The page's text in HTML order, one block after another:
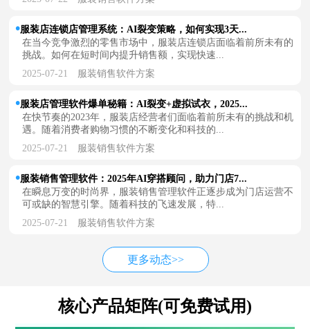
服装店连锁店管理系统：AI裂变策略，如何实现3天...
在当今竞争激烈的零售市场中，服装店连锁店面临着前所未有的
挑战。如何在短时间内提升销售额，实现快速...
2025-07-21 服装销售软件方案
服装店管理软件爆单秘籍：AI裂变+虚拟试衣，2025...
在快节奏的2023年，服装店经营者们面临着前所未有的挑战和机
遇。随着消费者购物习惯的不断变化和科技的...
2025-07-21 服装销售软件方案
服装销售管理软件：2025年AI穿搭顾问，助力门店7...
在瞬息万变的时尚界，服装销售管理软件正逐步成为门店运营不
可或缺的智慧引擎。随着科技的飞速发展，特...
2025-07-21 服装销售软件方案
更多动态>>
核心产品矩阵(可免费试用)